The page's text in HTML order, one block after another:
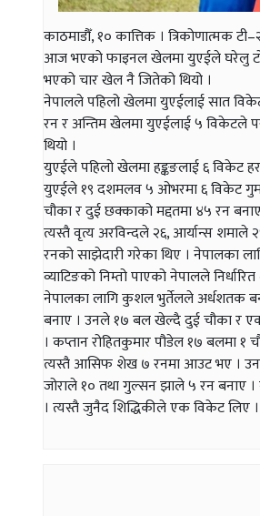
काठमाडौँ, १० कात्तिक । त्रिकोणात्मक
आज भएको फाइनल खेलमा युएईले घरेलु
भएको चार खेल नै जितेको थियो ।
नेपालले पहिलो खेलमा युएईलाई सात
रन र अन्तिम खेलमा युएईलाई ५ विकेटले
थियो ।
युएईले पहिलो खेलमा हङ्कङलाई ६ विकेट
युएईले १९ दशमलव ५ ओभरमा ६ विकेट
चौका र दुई छक्काको मद्दतमा ४५ रन
त्यस्तै वृत्य अरविन्दले २६, आर्यान्स शमाले
रनको साझेदारी गरेका थिए । नेपालका
व्याटिङको निम्तो पाएको नेपालले
नेपालका लागि कुशल भुर्तेलले अर्धशतक
बनाए । उनले १७ बल खेल्दै दुई चौका र एक
। कप्तान रोहितकुमार पौडेल १७ बलमा
त्यस्तै आसिफ शेख ७ रनमा आउट भए ।
जोराले १० तथा गुल्सन झाले ५ रन
। त्यस्तै जुनैद शिद्धिकीले एक विकेट लिए ।